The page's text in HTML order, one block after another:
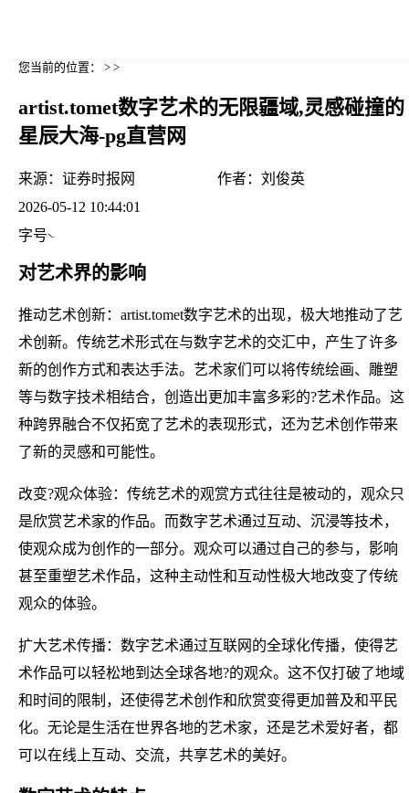
您当前的位置： > >
artist.tomet数字艺术的无限疆域,灵感碰撞的
星辰大海-pg直营网
来源： 证券时报网 作者： 刘俊英
2026-05-12 10:44:01
字号
对艺术界的影响
推动艺术创新：artist.tomet数字艺术的出现，极大地推动了艺
术创新。传统艺术形式在与数字艺术的交汇中，产生了许多
新的创作方式和表达手法。艺术家们可以将传统绘画、雕塑
等与数字技术相结合，创造出更加丰富多彩的?艺术作品。这
种跨界融合不仅拓宽了艺术的表现形式，还为艺术创作带来
了新的灵感和可能性。
改变?观众体验：传统艺术的观赏方式往往是被动的，观众只
是欣赏艺术家的作品。而数字艺术通过互动、沉浸等技术，
使观众成为创作的一部分。观众可以通过自己的参与，影响
甚至重塑艺术作品，这种主动性和互动性极大地改变了传统
观众的体验。
扩大艺术传播：数字艺术通过互联网的全球化传播，使得艺
术作品可以轻松地到达全球各地?的观众。这不仅打破了地域
和时间的限制，还使得艺术创作和欣赏变得更加普及和平民
化。无论是生活在世界各地的艺术家，还是艺术爱好者，都
可以在线上互动、交流，共享艺术的美好。